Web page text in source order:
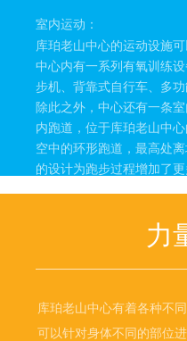
室内运动：
库珀老山中心的运动设施
中心内有一系列有氧训练
步机、背靠式自行车、多
除此之外，中心还有一条
内跑道，位于库珀老山中
空中的环形跑道，最高处
的设计为跑步过程增加了更
力
库珀老山中心有着各种不
可以针对身体不同的部位